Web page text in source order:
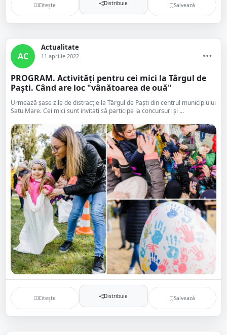
Citește Distribuie Salvează
AC
Actualitate
11 aprilie 2022
PROGRAM. Activități pentru cei mici la Târgul de
Paști. Când are loc "vânătoarea de ouă"
Urmează șase zile de distracție la Târgul de Paști din centrul municipiului
Satu Mare. Cei mici sunt invitați să participe la concursuri și ...
Citește Distribuie Salvează